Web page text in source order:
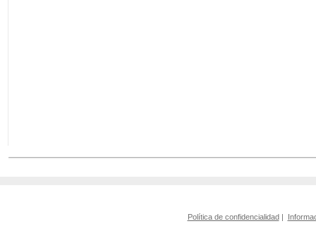
Política de confidencialidad|